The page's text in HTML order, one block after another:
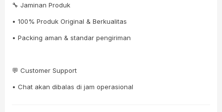
🔧 Jaminan Produk
• 100% Produk Original & Berkualitas
• Packing aman & standar pengiriman
💬 Customer Support
• Chat akan dibalas di jam operasional